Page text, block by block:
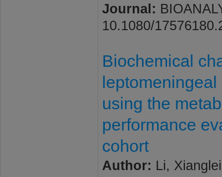
Journal:
10.1080/
Biochemical
using the
performance
cohort
Author: Li,